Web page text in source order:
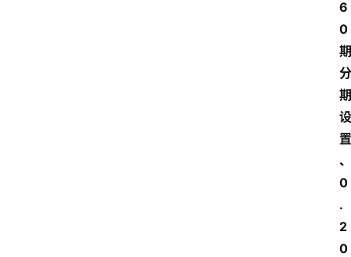
6
0
期
分
期
设
置
、
0
.
2
0